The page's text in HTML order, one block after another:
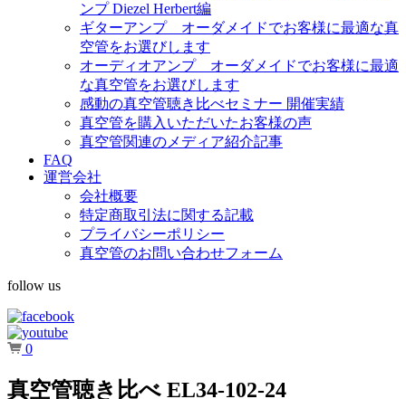
ンプ Diezel Herbert編
ギターアンプ オーダメイドでお客様に最適な真
空管をお選びします
オーディオアンプ オーダメイドでお客様に最適
な真空管をお選びします
感動の真空管聴き比べセミナー 開催実績
真空管を購入いただいたお客様の声
真空管関連のメディア紹介記事
FAQ
運営会社
会社概要
特定商取引法に関する記載
プライバシーポリシー
真空管のお問い合わせフォーム
follow us
0
真空管聴き比べ EL34-102-24